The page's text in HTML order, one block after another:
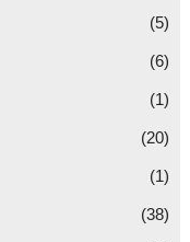
(5)
(6)
(1)
(20)
(1)
(38)